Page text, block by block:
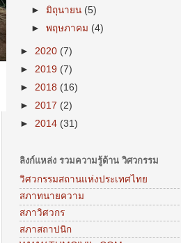
►มิถุนายน (5)
►พฤษภาคม (4)
► 2020 (7)
► 2019 (7)
► 2018 (16)
► 2017 (2)
► 2014 (31)
ลิงก์แหล่ง รวมความรู้ด้าน วิศวกรรม
วิศวกรรมสถานแห่งประเทศไทย
สภาทนายความ
สภาวิศวกร
สภาสถาปนิก